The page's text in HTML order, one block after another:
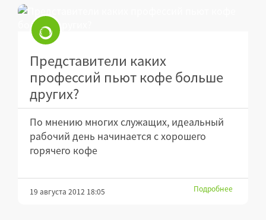
Представители каких
профессий пьют кофе больше
других?
По мнению многих служащих, идеальный
рабочий день начинается с хорошего
горячего кофе
19 августа 2012 18:05 Подробнее